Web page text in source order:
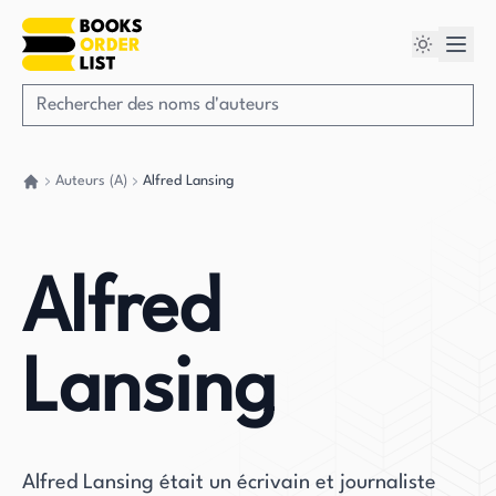
Auteurs (A) Alfred Lansing
Alfred
Lansing
Alfred Lansing était un écrivain et journaliste